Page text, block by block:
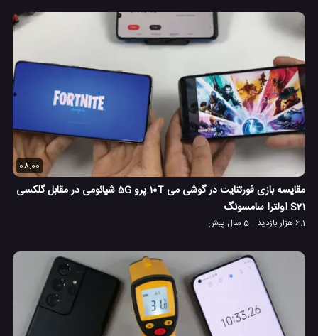
08:00
مقایسه بازی فورتنایت در گوشی می 10T پرو 5G شیائومی در مقابل گلکسی
S21 اولترا سامسونگ
6.1 هزار بازدید 5 سال پیش